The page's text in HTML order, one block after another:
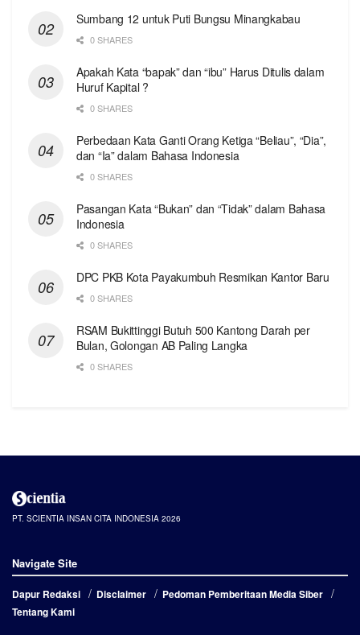
Sumbang 12 untuk Puti Bungsu Minangkabau
0 SHARES
Apakah Kata “bapak” dan “ibu” Harus Ditulis dalam
Huruf Kapital ?
0 SHARES
Perbedaan Kata Ganti Orang Ketiga “Beliau”, “Dia”,
dan “Ia” dalam Bahasa Indonesia
0 SHARES
Pasangan Kata “Bukan” dan “Tidak” dalam Bahasa
Indonesia
0 SHARES
DPC PKB Kota Payakumbuh Resmikan Kantor Baru
0 SHARES
RSAM Bukittinggi Butuh 500 Kantong Darah per
Bulan, Golongan AB Paling Langka
0 SHARES
PT. SCIENTIA INSAN CITA INDONESIA 2026
Navigate Site
Dapur Redaksi Disclaimer
Pedoman Pemberitaan Media Siber
Tentang Kami